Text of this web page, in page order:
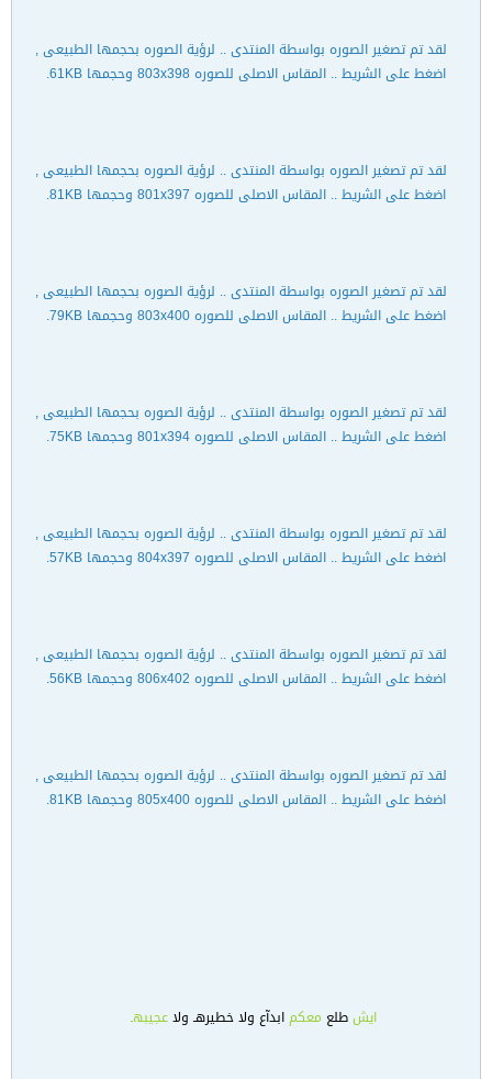
لقد تم تصغير الصوره بواسطة المنتدى .. لرؤية الصوره بحجمها الطبيعى ,
اضغط على الشريط .. المقاس الاصلى للصوره 803x398 وحجمها 61KB.
لقد تم تصغير الصوره بواسطة المنتدى .. لرؤية الصوره بحجمها الطبيعى ,
اضغط على الشريط .. المقاس الاصلى للصوره 801x397 وحجمها 81KB.
لقد تم تصغير الصوره بواسطة المنتدى .. لرؤية الصوره بحجمها الطبيعى ,
اضغط على الشريط .. المقاس الاصلى للصوره 803x400 وحجمها 79KB.
لقد تم تصغير الصوره بواسطة المنتدى .. لرؤية الصوره بحجمها الطبيعى ,
اضغط على الشريط .. المقاس الاصلى للصوره 801x394 وحجمها 75KB.
لقد تم تصغير الصوره بواسطة المنتدى .. لرؤية الصوره بحجمها الطبيعى ,
اضغط على الشريط .. المقاس الاصلى للصوره 804x397 وحجمها 57KB.
لقد تم تصغير الصوره بواسطة المنتدى .. لرؤية الصوره بحجمها الطبيعى ,
اضغط على الشريط .. المقاس الاصلى للصوره 806x402 وحجمها 56KB.
لقد تم تصغير الصوره بواسطة المنتدى .. لرؤية الصوره بحجمها الطبيعى ,
اضغط على الشريط .. المقاس الاصلى للصوره 805x400 وحجمها 81KB.
ايشطلع معكمابدآع ولاخطيرهـ ولاعجيبهـ